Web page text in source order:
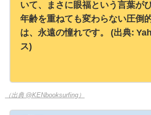
いて、まさに眼福という言葉が
年齢を重ねても変わらない圧倒
は、永遠の憧れです。 (出典:
ス)
（出典 @KENbooksurfing）